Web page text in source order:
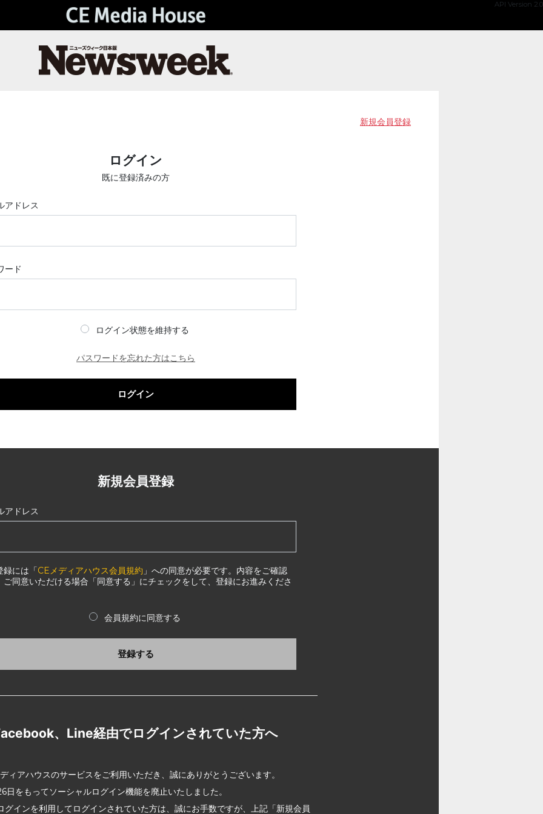
API Version 2.0
新規会員登録
ログイン
既に登録済みの方
アドレス
ード
ログイン状態を維持する
パスワードを忘れた方はこちら
ログイン
新規会員登録
アドレス
録には「CEメディアハウス会員規約 」への同意が必要です。内容をご確認
ご同意いただける場合「同意する」にチェックをして、登録にお進みくださ
会員規約に同意する
登録する
、Line経由でログインされていた方へ
ィアハウスのサービスをご利用いただき、誠にありがとうございます。
日をもってソーシャルログイン機能を廃止いたしました。
グインを利用してログインされていた方は、誠にお手数ですが、上記「新規会員